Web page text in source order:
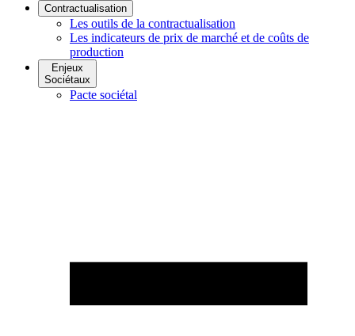
Contractualisation
Les outils de la contractualisation
Les indicateurs de prix de marché et de coûts de
production
Enjeux
Sociétaux
Pacte sociétal